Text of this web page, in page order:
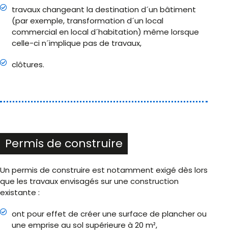
travaux changeant la destination d´un bâtiment
(par exemple, transformation d´un local
commercial en local d´habitation) même lorsque
celle-ci n´implique pas de travaux,
clôtures.
Permis de construire
Un permis de construire est notamment exigé dès lors
que les travaux envisagés sur une construction
existante :
ont pour effet de créer une surface de plancher ou
une emprise au sol supérieure à 20 m²,